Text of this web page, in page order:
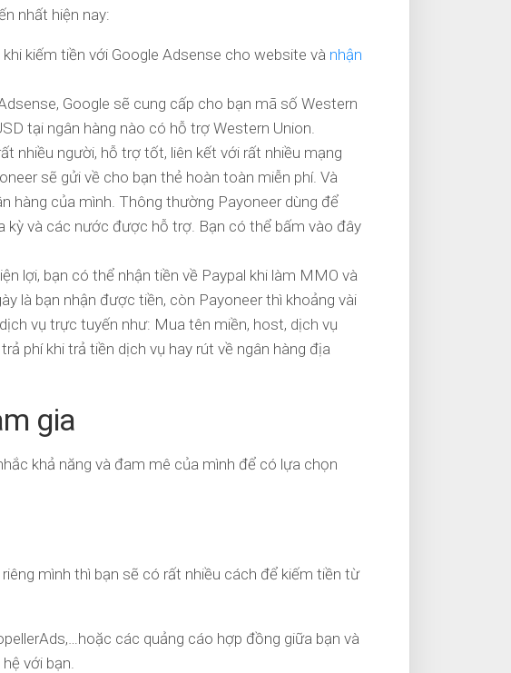
nhất hiện nay:
kiếm tiền với Google Adsense cho website và nhận
Google sẽ cung cấp cho bạn mã số Western
tại ngân hàng nào có hỗ trợ Western Union.
nhiều người, hỗ trợ tốt, liên kết với rất nhiều mạng
sẽ gửi về cho bạn thẻ hoàn toàn miễn phí. Và
hàng của mình. Thông thường Payoneer dùng để
kỳ và các nước được hỗ trợ. Bạn có thể bấm vào đây
lợi, bạn có thể nhận tiền về Paypal khi làm MMO và
là bạn nhận được tiền, còn Payoneer thì khoảng vài
vụ trực tuyến như: Mua tên miền, host, dịch vụ
phí khi trả tiền dịch vụ hay rút về ngân hàng địa
gia
khả năng và đam mê của mình để có lựa chọn
mình thì bạn sẽ có rất nhiều cách để kiếm tiền từ
các quảng cáo hợp đồng giữa bạn và
với bạn.